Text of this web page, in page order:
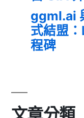
ggml.ai
式結盟
程碑